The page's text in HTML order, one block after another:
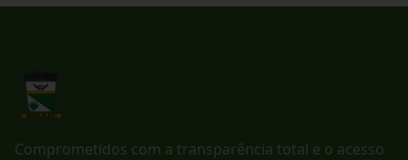
Comprometidos com a transparência total e o acesso